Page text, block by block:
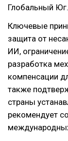
Глобальный Юг.
Ключевые
защита от
ИИ,
разработка
компенсации
также
страны
рекомендует